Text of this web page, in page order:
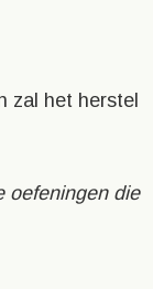
zal het herstel
oefeningen die